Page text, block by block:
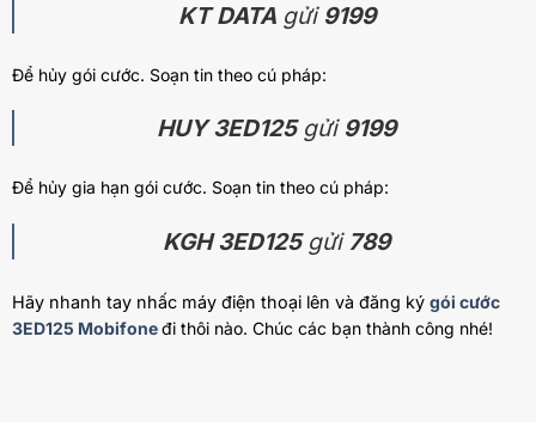
KT DATA gửi 9199
Để hủy gói cước. Soạn tin theo cú pháp:
HUY 3ED125 gửi 9199
Để hủy gia hạn gói cước. Soạn tin theo cú pháp:
KGH 3ED125 gửi 789
Hãy nhanh tay nhấc máy điện thoại lên và đăng ký gói cước
3ED125 Mobifoneđi thôi nào. Chúc các bạn thành công nhé!